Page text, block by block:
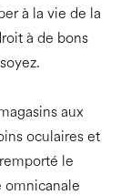
à la vie de la
à de bons
aux
oculaires et
le
omnicanale